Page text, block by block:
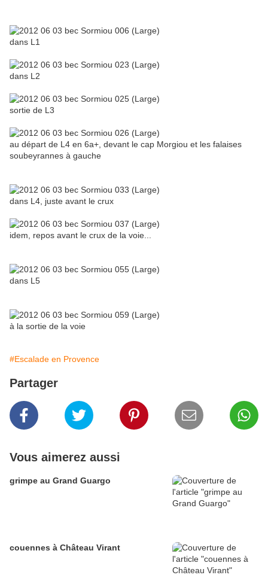
dans L1
dans L2
sortie de L3
au départ de L4 en 6a+, devant le cap Morgiou et les falaises
soubeyrannes à gauche
dans L4, juste avant le crux
idem, repos avant le crux de la voie...
dans L5
à la sortie de la voie
#Escalade en Provence
Partager
Vous aimerez aussi
grimpe au Grand Guargo
couennes à Château Virant